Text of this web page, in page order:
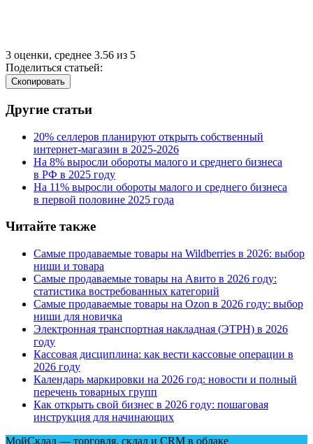
3 оценки, среднее 3.56 из 5
Поделиться статьей:
Cкопировать
Другие статьи
20% селлеров планируют открыть собственный
интернет-магазин в 2025‑2026
На 8% выросли обороты малого и среднего бизнеса
в РФ в 2025 году
На 11% выросли обороты малого и среднего бизнеса
в первой половине 2025 года
Читайте также
Самые продаваемые товары на Wildberries в 2026: выбор
ниши и товара
Самые продаваемые товары на Авито в 2026 году:
статистика востребованных категорий
Самые продаваемые товары на Ozon в 2026 году: выбор
ниши для новичка
Электронная транспортная накладная (ЭТРН) в 2026
году
Кассовая дисциплина: как вести кассовые операции в
2026 году
Календарь маркировки на 2026 год: новости и полный
перечень товарных групп
Как открыть свой бизнес в 2026 году: пошаговая
инструкция для начинающих
МойСклад — торговля, склад и CRM в облаке